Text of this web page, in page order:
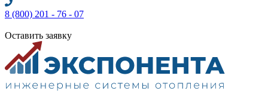
8 (800) 201 - 76 - 07
Оставить заявку